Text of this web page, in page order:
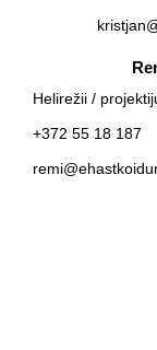
Helirežii /
+372 55 18 187